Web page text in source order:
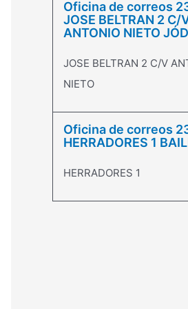
Oficina de correos
JOSE BELTRAN 2 C/
ANTONIO NIETO
JOSE BELTRAN 2 C/V
NIETO
Oficina de correos
HERRADORES 1
HERRADORES 1